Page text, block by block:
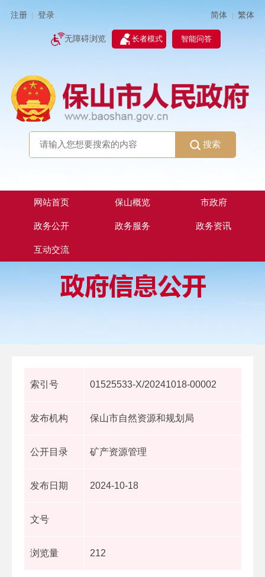
注册 登录 简体 | 繁体
无障碍浏览 长者模式 智能问答
搜索
网站首页 保山概览 市政府
政务公开 政务服务 政务资讯
互动交流
索引号 01525533-X/20241018-00002
发布机构 保山市自然资源和规划局
公开目录 矿产资源管理
发布日期 2024-10-18
文号
浏览量 212